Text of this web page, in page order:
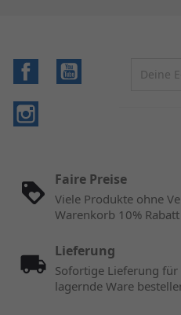
Facebook
Faire Preise
Viele Produkte ohne
Warenkorb 10% Rabatt
Lieferung
Sofortige Lieferung
lagernde Ware